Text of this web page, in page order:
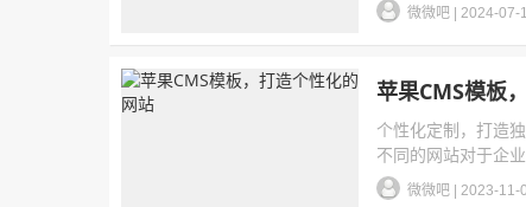
微微吧 2024-07-
苹果CMS模板
个性化定制，打造
不同的网站对于企
微微吧 2023-11-